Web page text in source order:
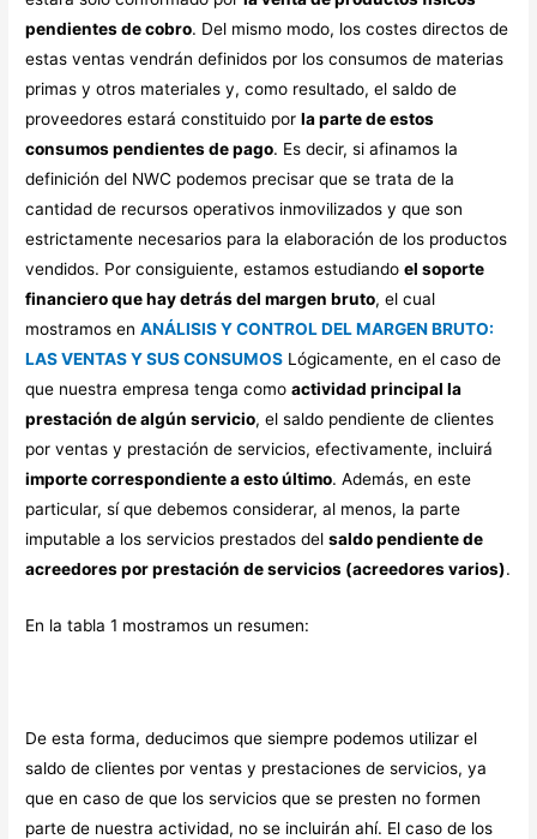
pendientes de cobro. Del mismo modo, los costes directos de
estas ventas vendrán definidos por los consumos de materias
primas y otros materiales y, como resultado, el saldo de
proveedores estará constituido porla parte de estos
consumos pendientes de pago. Es decir, si afinamos la
definición del NWC podemos precisar que se trata de la
cantidad de recursos operativos inmovilizados y que son
estrictamente necesarios para la elaboración de los productos
vendidos. Por consiguiente, estamos estudiandoel soporte
financiero que hay detrás del margen bruto, el cual
mostramos enANÁLISIS Y CONTROL DEL MARGEN BRUTO:
LAS VENTAS Y SUS CONSUMOS Lógicamente, en el caso de
que nuestra empresa tenga comoactividad principal la
prestación de algún servicio, el saldo pendiente de clientes
por ventas y prestación de servicios, efectivamente, incluirá
importe correspondiente a esto último. Además, en este
particular, sí que debemos considerar, al menos, la parte
imputable a los servicios prestados delsaldo pendiente de
acreedores por prestación de servicios (acreedores varios).
En la tabla 1 mostramos un resumen:
De esta forma, deducimos que siempre podemos utilizar el
saldo de clientes por ventas y prestaciones de servicios, ya
que en caso de que los servicios que se presten no formen
parte de nuestra actividad, no se incluirán ahí. El caso de los